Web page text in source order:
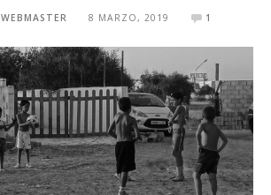
WEBMASTER 8 MARZO, 2019 1